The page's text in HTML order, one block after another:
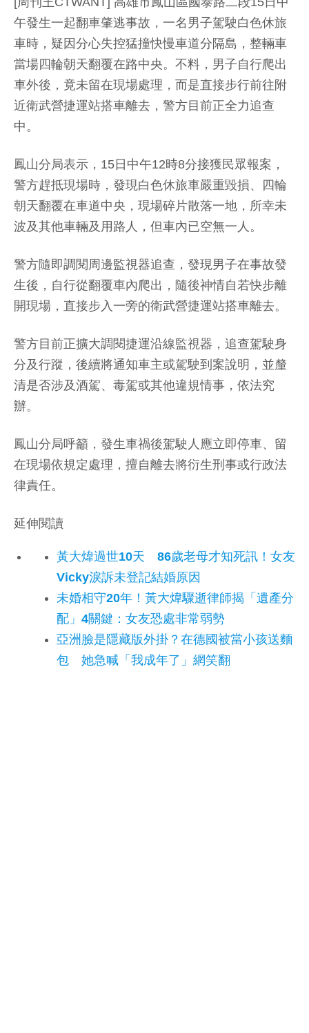
午發生一起翻車肇逃事故，一名男子駕駛白色休旅
車時，疑因分心失控猛撞快慢車道分隔島，整輛車
當場四輪朝天翻覆在路中央。不料，男子自行爬出
車外後，竟未留在現場處理，而是直接步行前往附
近衛武營捷運站搭車離去，警方目前正全力追查
中。
鳳山分局表示，15日中午12時8分接獲民眾報案，
警方趕抵現場時，發現白色休旅車嚴重毀損、四輪
朝天翻覆在車道中央，現場碎片散落一地，所幸未
波及其他車輛及用路人，但車內已空無一人。
警方隨即調閱周邊監視器追查，發現男子在事故發
生後，自行從翻覆車內爬出，隨後神情自若快步離
開現場，直接步入一旁的衛武營捷運站搭車離去。
警方目前正擴大調閱捷運沿線監視器，追查駕駛身
分及行蹤，後續將通知車主或駕駛到案說明，並釐
清是否涉及酒駕、毒駕或其他違規情事，依法究
辦。
鳳山分局呼籲，發生車禍後駕駛人應立即停車、留
在現場依規定處理，擅自離去將衍生刑事或行政法
律責任。
延伸閱讀
黃大煒過世10天 86歲老母才知死訊！女友
Vicky淚訴未登記結婚原因
未婚相守20年！黃大煒驟逝律師揭「遺產分
配」4關鍵：女友恐處非常弱勢
亞洲臉是隱藏版外掛？在德國被當小孩送麵
包 她急喊「我成年了」網笑翻